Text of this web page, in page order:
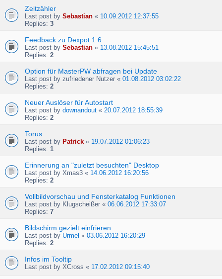
Zeitzähler
Last post by Sebastian « 10.09.2012 12:37:55
Replies: 3
Feedback zu Dexpot 1.6
Last post by Sebastian « 13.08.2012 15:45:51
Replies: 2
Option für MasterPW abfragen bei Update
Last post by zufriedener Nutzer « 01.08.2012 03:02:22
Replies: 2
Neuer Auslöser für Autostart
Last post by downandout « 20.07.2012 18:55:39
Replies: 2
Torus
Last post by Patrick « 19.07.2012 01:06:23
Replies: 1
Erinnerung an "zuletzt besuchten" Desktop
Last post by Xmas3 « 14.06.2012 16:20:56
Replies: 2
Vollbildvorschau und Fensterkatalog Funktionen
Last post by Klugscheißer « 06.06.2012 17:33:07
Replies: 7
Bildschirm gezielt einfrieren
Last post by Urmel « 03.06.2012 16:20:29
Replies: 2
Infos im Tooltip
Last post by XCross « 17.02.2012 09:15:40